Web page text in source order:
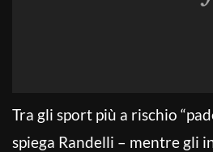
Tra gli sport più a rischio
spiega Randelli – mentre gli